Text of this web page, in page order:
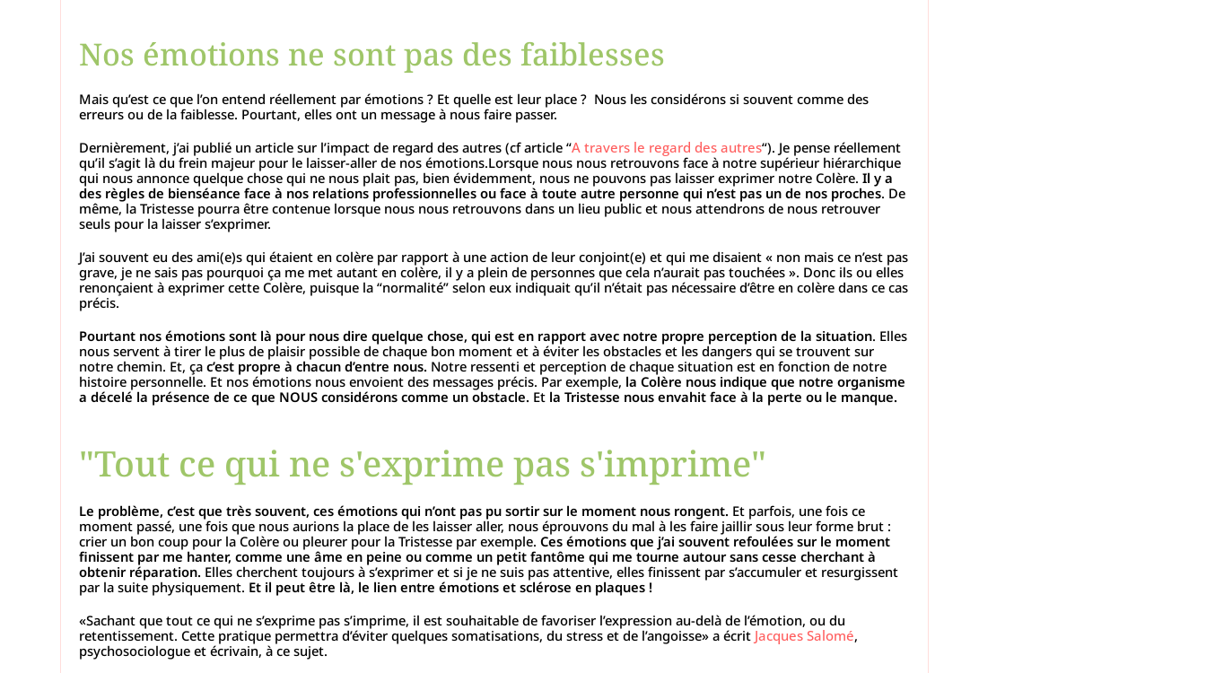
Nos émotions ne sont pas des faiblesses
Mais qu’est ce que l’on entend réellement par émotions ? Et quelle est leur place ? Nous les considérons si souvent comme des
erreurs ou de la faiblesse. Pourtant, elles ont un message à nous faire passer.
Dernièrement, j’ai publié un article sur l’impact de regard des autres (cf article “A travers le regard des autres“). Je pense réellement
qu’il s’agit là du frein majeur pour le laisser-aller de nos émotions.Lorsque nous nous retrouvons face à notre supérieur hiérarchique
qui nous annonce quelque chose qui ne nous plait pas, bien évidemment, nous ne pouvons pas laisser exprimer notre Colère.Il y a
des règles de bienséance face à nos relations professionnelles ou face à toute autre personne qui n’est pas un de nos proches. De
même, la Tristesse pourra être contenue lorsque nous nous retrouvons dans un lieu public et nous attendrons de nous retrouver
seuls pour la laisser s’exprimer.
J’ai souvent eu des ami(e)s qui étaient en colère par rapport à une action de leur conjoint(e) et qui me disaient « non mais ce n’est pas
grave, je ne sais pas pourquoi ça me met autant en colère, il y a plein de personnes que cela n’aurait pas touchées ». Donc ils ou elles
renonçaient à exprimer cette Colère, puisque la “normalité” selon eux indiquait qu’il n’était pas nécessaire d’être en colère dans ce cas
précis.
Pourtant nos émotions sont là pour nous dire quelque chose, qui est en rapport avec notre propre perception de la situation. Elles
nous servent à tirer le plus de plaisir possible de chaque bon moment et à éviter les obstacles et les dangers qui se trouvent sur
notre chemin. Et, çac’est propre à chacun d’entre nous. Notre ressenti et perception de chaque situation est en fonction de notre
histoire personnelle. Et nos émotions nous envoient des messages précis. Par exemple, la Colère nous indique que notre organisme
a décelé la présence de ce que NOUS considérons comme un obstacle. Et la Tristesse nous envahit face à la perte ou le manque.
"Tout ce qui ne s'exprime pas s'imprime"
Le problème, c’est que très souvent, ces émotions qui n’ont pas pu sortir sur le moment nous rongent. Et parfois, une fois ce
moment passé, une fois que nous aurions la place de les laisser aller, nous éprouvons du mal à les faire jaillir sous leur forme brut :
crier un bon coup pour la Colère ou pleurer pour la Tristesse par exemple.Ces émotions que j’ai souvent refoulées sur le moment
finissent par me hanter, comme une âme en peine ou comme un petit fantôme qui me tourne autour sans cesse cherchant à
obtenir réparation. Elles cherchent toujours à s’exprimer et si je ne suis pas attentive, elles finissent par s’accumuler et resurgissent
par la suite physiquement. Et il peut être là, le lien entre émotions et sclérose en plaques !
«Sachant que tout ce qui ne s’exprime pas s’imprime, il est souhaitable de favoriser l’expression au-delà de l’émotion, ou du
retentissement. Cette pratique permettra d’éviter quelques somatisations, du stress et de l’angoisse» a écrit Jacques Salomé,
psychosociologue et écrivain, à ce sujet.